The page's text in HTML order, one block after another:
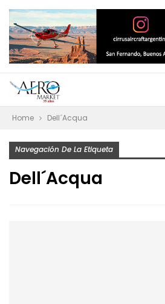
Home Dell´Acqua
Navegación De La Etiqueta
Dell´Acqua